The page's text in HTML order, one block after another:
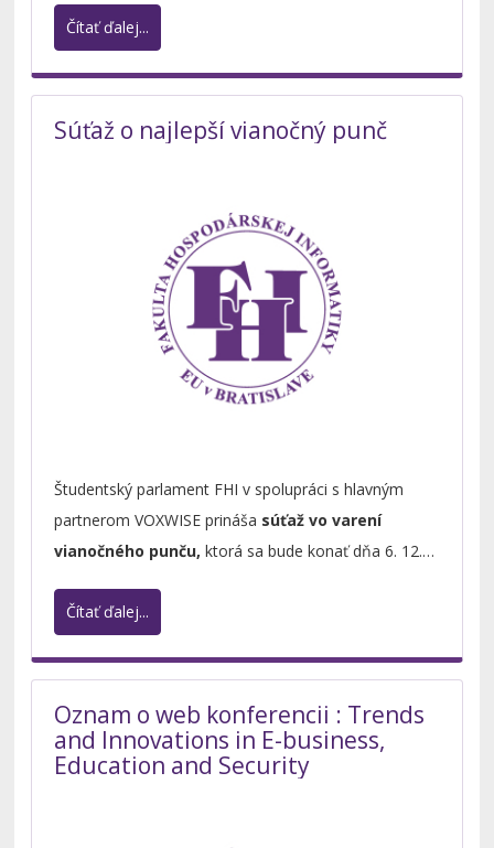
Čítať ďalej...
Súťaž o najlepší vianočný punč
Študentský parlament FHI v spolupráci s hlavným
partnerom VOXWISE prináša súťaž vo varení
vianočného punču,ktorá sa bude konať dňa 6. 12.
Čítať ďalej...
Oznam o web konferencii : Trends
and Innovations in E-business,
Education and Security